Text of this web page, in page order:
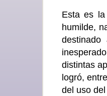
Esta es
humilde,
destinado
distintas
logró,
del uso